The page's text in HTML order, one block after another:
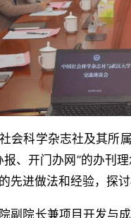
会科学杂志社及其所
报、开门办网”的办刊
先进做法和经验，探讨
副院长兼项目开发与